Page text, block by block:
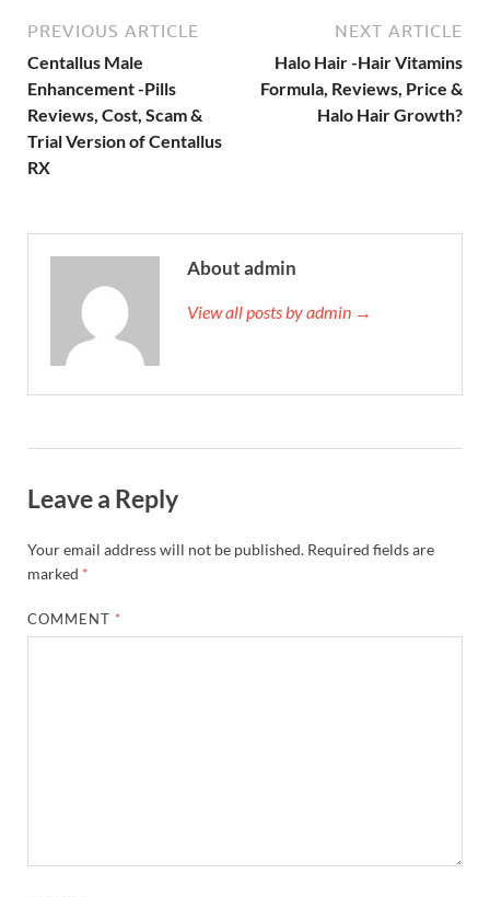
PREVIOUS ARTICLE
Centallus Male
Enhancement -Pills
Reviews, Cost, Scam &
Trial Version of Centallus
RX
NEXT ARTICLE
Halo Hair -Hair Vitamins
Formula, Reviews, Price &
Halo Hair Growth?
About admin
View all posts by admin →
Leave a Reply
Your email address will not be published. Required fields are
marked *
COMMENT *